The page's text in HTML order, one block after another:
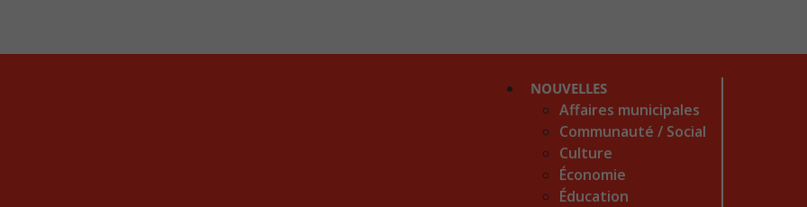
NOUVELLES
Affaires municipales
Communauté / Social
Culture
Économie
Éducation